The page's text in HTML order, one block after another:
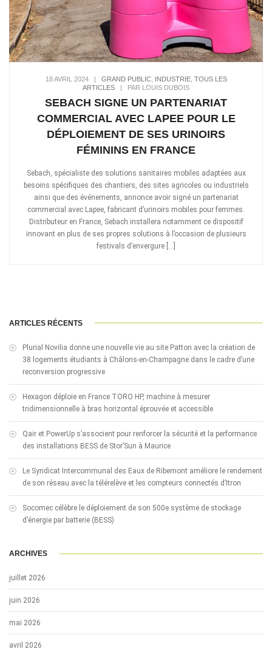
18 AVRIL 2024| GRAND PUBLIC, INDUSTRIE, TOUS LES
ARTICLES | PAR LOUIS DUBOIS
SEBACH SIGNE UN PARTENARIAT
COMMERCIAL AVEC LAPEE POUR LE
DÉPLOIEMENT DE SES URINOIRS
FÉMININS EN FRANCE
Sebach, spécialiste des solutions sanitaires mobiles adaptées aux
besoins spécifiques des chantiers, des sites agricoles ou industriels
ainsi que des événements, annonce avoir signé un partenariat
commercial avec Lapee, fabricant d’urinoirs mobiles pour femmes.
Distributeur en France, Sebach installera notamment ce dispositif
innovant en plus de ses propres solutions à l’occasion de plusieurs
festivals d’envergure […]
ARTICLES RÉCENTS
Plurial Novilia donne une nouvelle vie au site Patton avec la création de
38 logements étudiants à Châlons-en-Champagne dans le cadre d’une
reconversion progressive
Hexagon déploie en France TORO HP, machine à mesurer
tridimensionnelle à bras horizontal éprouvée et accessible
Qair et PowerUp s’associent pour renforcer la sécurité et la performance
des installations BESS de Stor’Sun à Maurice
Le Syndicat Intercommunal des Eaux de Ribemont améliore le rendement
de son réseau avec la télérelève et les compteurs connectés d’Itron
Socomec célèbre le déploiement de son 500e système de stockage
d’énergie par batterie (BESS)
ARCHIVES
juillet 2026
juin 2026
mai 2026
avril 2026